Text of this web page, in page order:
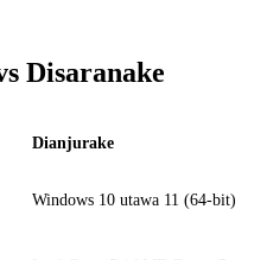
Disaranake
Dianjurake
Windows 10 utawa 11 (64-bit)